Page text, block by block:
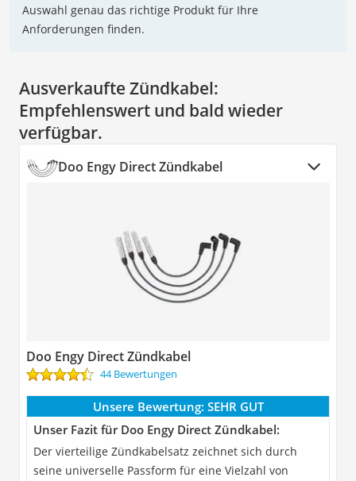
Auswahl genau das richtige Produkt für Ihre
Anforderungen finden.
Ausverkaufte Zündkabel:
Empfehlenswert und bald wieder
verfügbar.
Doo Engy Direct Zündkabel
Doo Engy Direct Zündkabel
44 Bewertungen
Unsere Bewertung: SEHR GUT
Unser Fazit für Doo Engy Direct Zündkabel:
Der vierteilige Zündkabelsatz zeichnet sich durch
seine universelle Passform für eine Vielzahl von